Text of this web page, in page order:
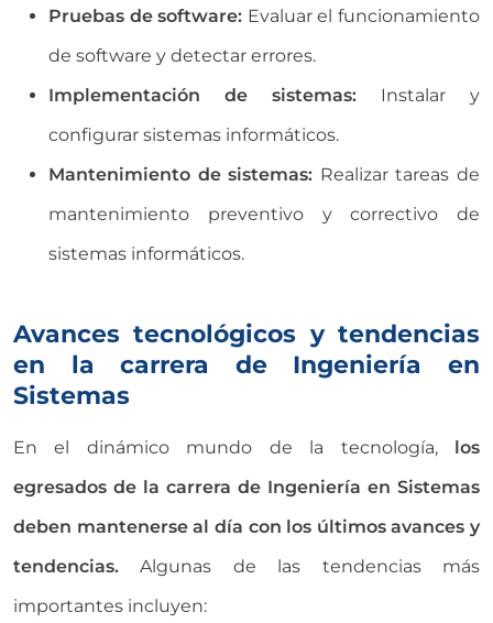
Pruebas de software: Evaluar el funcionamiento
de software y detectar errores.
Implementación de sistemas: Instalar y
configurar sistemas informáticos.
Mantenimiento de sistemas: Realizar tareas de
mantenimiento preventivo y correctivo de
sistemas informáticos.
Avances tecnológicos y tendencias
en la carrera de Ingeniería en
Sistemas
En el dinámico mundo de la tecnología, los
egresados de la carrera de Ingeniería en Sistemas
deben mantenerse al día con los últimos avances y
tendencias. Algunas de las tendencias más
importantes incluyen: